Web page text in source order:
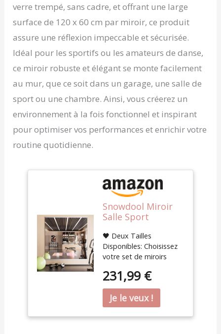
verre trempé, sans cadre, et offrant une large
surface de 120 x 60 cm par miroir, ce produit
assure une réflexion impeccable et sécurisée.
Idéal pour les sportifs ou les amateurs de danse,
ce miroir robuste et élégant se monte facilement
au mur, que ce soit dans un garage, une salle de
sport ou une chambre. Ainsi, vous créerez un
environnement à la fois fonctionnel et inspirant
pour optimiser vos performances et enrichir votre
routine quotidienne.
Snowdool Miroir
Salle Sport
Grand Verre
Trempé sans Cadr
🖤 Deux Tailles
Disponibles: Choisissez
votre set de miroirs
pièces ou 140 x 42 cm x
2 pièces. Inclus supports
en Z métalliques,
chevilles lourdes et vis
pour montage mural
231,99 €